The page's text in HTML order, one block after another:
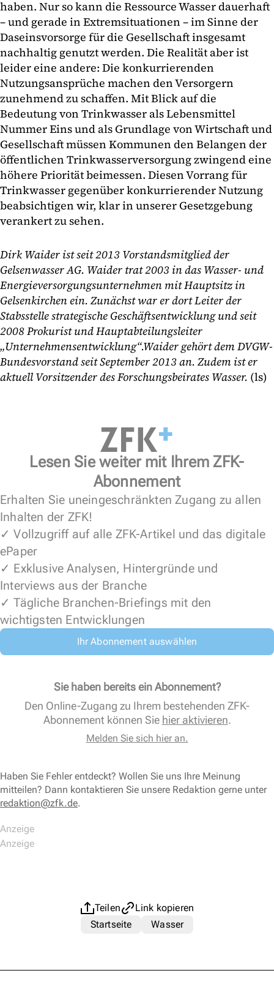
haben. Nur so kann die Ressource Wasser dauerhaft
– und gerade in Extremsituationen – im Sinne der
Daseinsvorsorge für die Gesellschaft insgesamt
nachhaltig genutzt werden. Die Realität aber ist
leider eine andere: Die konkurrierenden
Nutzungsansprüche machen den Versorgern
zunehmend zu schaffen. Mit Blick auf die
Bedeutung von Trinkwasser als Lebensmittel
Nummer Eins und als Grundlage von Wirtschaft und
Gesellschaft müssen Kommunen den Belangen der
öffentlichen Trinkwasserversorgung zwingend eine
höhere Priorität beimessen. Diesen Vorrang für
Trinkwasser gegenüber konkurrierender Nutzung
beabsichtigen wir, klar in unserer Gesetzgebung
verankert zu sehen.
Dirk Waider ist seit 2013 Vorstandsmitglied der
Gelsenwasser AG. Waider trat 2003 in das Wasser- und
Energieversorgungsunternehmen mit Hauptsitz in
Gelsenkirchen ein. Zunächst war er dort Leiter der
Stabsstelle strategische Geschäftsentwicklung und seit
2008 Prokurist und Hauptabteilungsleiter
„Unternehmensentwicklung“.Waider gehört dem DVGW-
Bundesvorstand seit September 2013 an. Zudem ist er
aktuell Vorsitzender des Forschungsbeirates Wasser. (ls)
Lesen Sie weiter mit Ihrem ZFK-
Abonnement
Erhalten Sie uneingeschränkten Zugang zu allen
Inhalten der ZFK!
✓ Vollzugriff auf alle ZFK-Artikel und das digitale
ePaper
✓ Exklusive Analysen, Hintergründe und
Interviews aus der Branche
✓ Tägliche Branchen-Briefings mit den
wichtigsten Entwicklungen
Ihr Abonnement auswählen
Sie haben bereits ein Abonnement?
Den Online-Zugang zu Ihrem bestehenden ZFK-
Abonnement können Sie hier aktivieren.
Melden Sie sich hier an.
Haben Sie Fehler entdeckt? Wollen Sie uns Ihre Meinung
mitteilen? Dann kontaktieren Sie unsere Redaktion gerne unter
redaktion@zfk.de.
Teilen
Link kopieren
Startseite
Wasser